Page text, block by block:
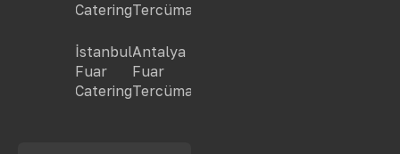
Catering
İstanbul
Fuar
Catering
Tercüman
Antalya
Fuar
Tercüman